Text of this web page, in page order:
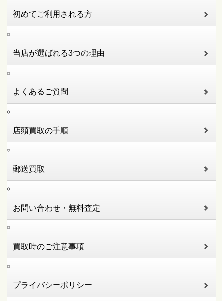
初めてご利用される方
当店が選ばれる3つの理由
よくあるご質問
店頭買取の手順
郵送買取
お問い合わせ・無料査定
買取時のご注意事項
プライバシーポリシー